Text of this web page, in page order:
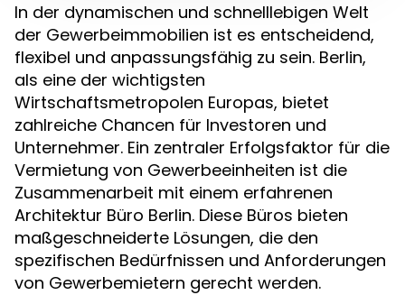
In der dynamischen und schnelllebigen Welt
der Gewerbeimmobilien ist es entscheidend,
flexibel und anpassungsfähig zu sein. Berlin,
als eine der wichtigsten
Wirtschaftsmetropolen Europas, bietet
zahlreiche Chancen für Investoren und
Unternehmer. Ein zentraler Erfolgsfaktor für die
Vermietung von Gewerbeeinheiten ist die
Zusammenarbeit mit einem erfahrenen
Architektur Büro Berlin. Diese Büros bieten
maßgeschneiderte Lösungen, die den
spezifischen Bedürfnissen und Anforderungen
von Gewerbemietern gerecht werden.